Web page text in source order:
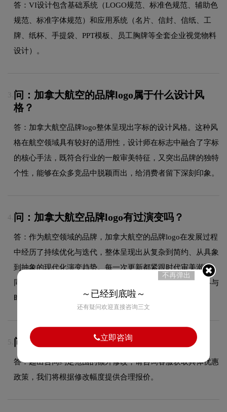
答：VI设计包含基础系统（LOGO规范、标准色规范、辅助色
规范、标准字体规范）和应用系统（名片、信封、信纸、工
牌、纸杯、手提袋、PPT模板、员工胸牌等全套企业视觉物料
设计）。
3. 问：加拿大航空的品牌logo属于什么设计风
格？
答：加拿大航空品牌logo整体呈现出字标的设计风格。这种风
格在航空领域具有较好的适用性，设计师在标志中融合了字标
的核心手法，既符合行业的一般审美特征，又突出品牌的独特
个性，能够在众多竞品中脱颖而出，给消费者留下深刻印象。
4. 问：加拿大航空品牌logo有过演变吗？
答：作为航空领域的品牌，加拿大航空的品牌logo在发展过程
中经历了持续优化与迭代，整体呈现出从复杂到简约、从具象
到抽象的现代化演变趋势。每一次更新都紧跟时代审美潮流，
同时保持品牌核心识别元素的延续性，使品牌视觉形象始终与
时俱进，历久弥新。
5. 问：额外修改如何收费？
答：超出合同约定范围的额外修改，请咨询客服获取具体优惠
政策，我们将根据修改幅度提供合理报价。
不再弹出
～已经到底啦～
还有疑问欢迎直接咨询三文
立即咨询